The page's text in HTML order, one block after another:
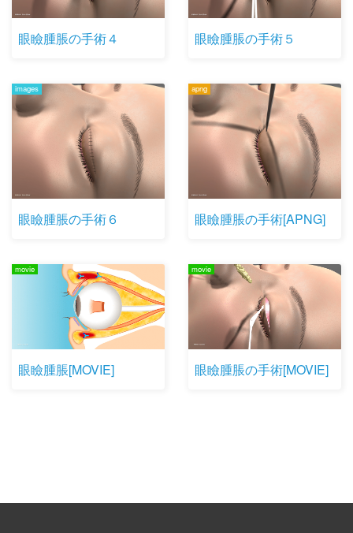
眼瞼腫脹の手術４ 眼瞼腫脹の手術５
images
眼瞼腫脹の手術６
apng
眼瞼腫脹の手術[APNG]
movie
眼瞼腫脹[MOVIE]
movie
眼瞼腫脹の手術[MOVIE]